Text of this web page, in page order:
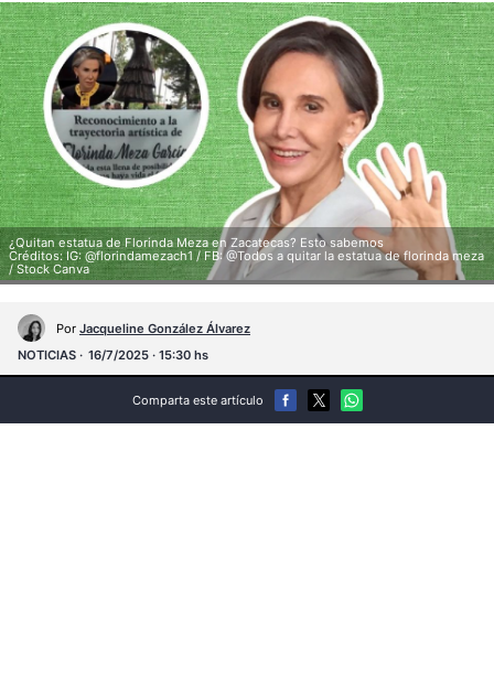
¿Quitan estatua de Florinda Meza en Zacatecas? Esto sabemos
Créditos: IG: @florindamezach1 / FB: @Todos a quitar la estatua de florinda meza
/ Stock Canva
Por Jacqueline González Álvarez
NOTICIAS
16/7/2025 · 15:30 hs
Comparta este artículo